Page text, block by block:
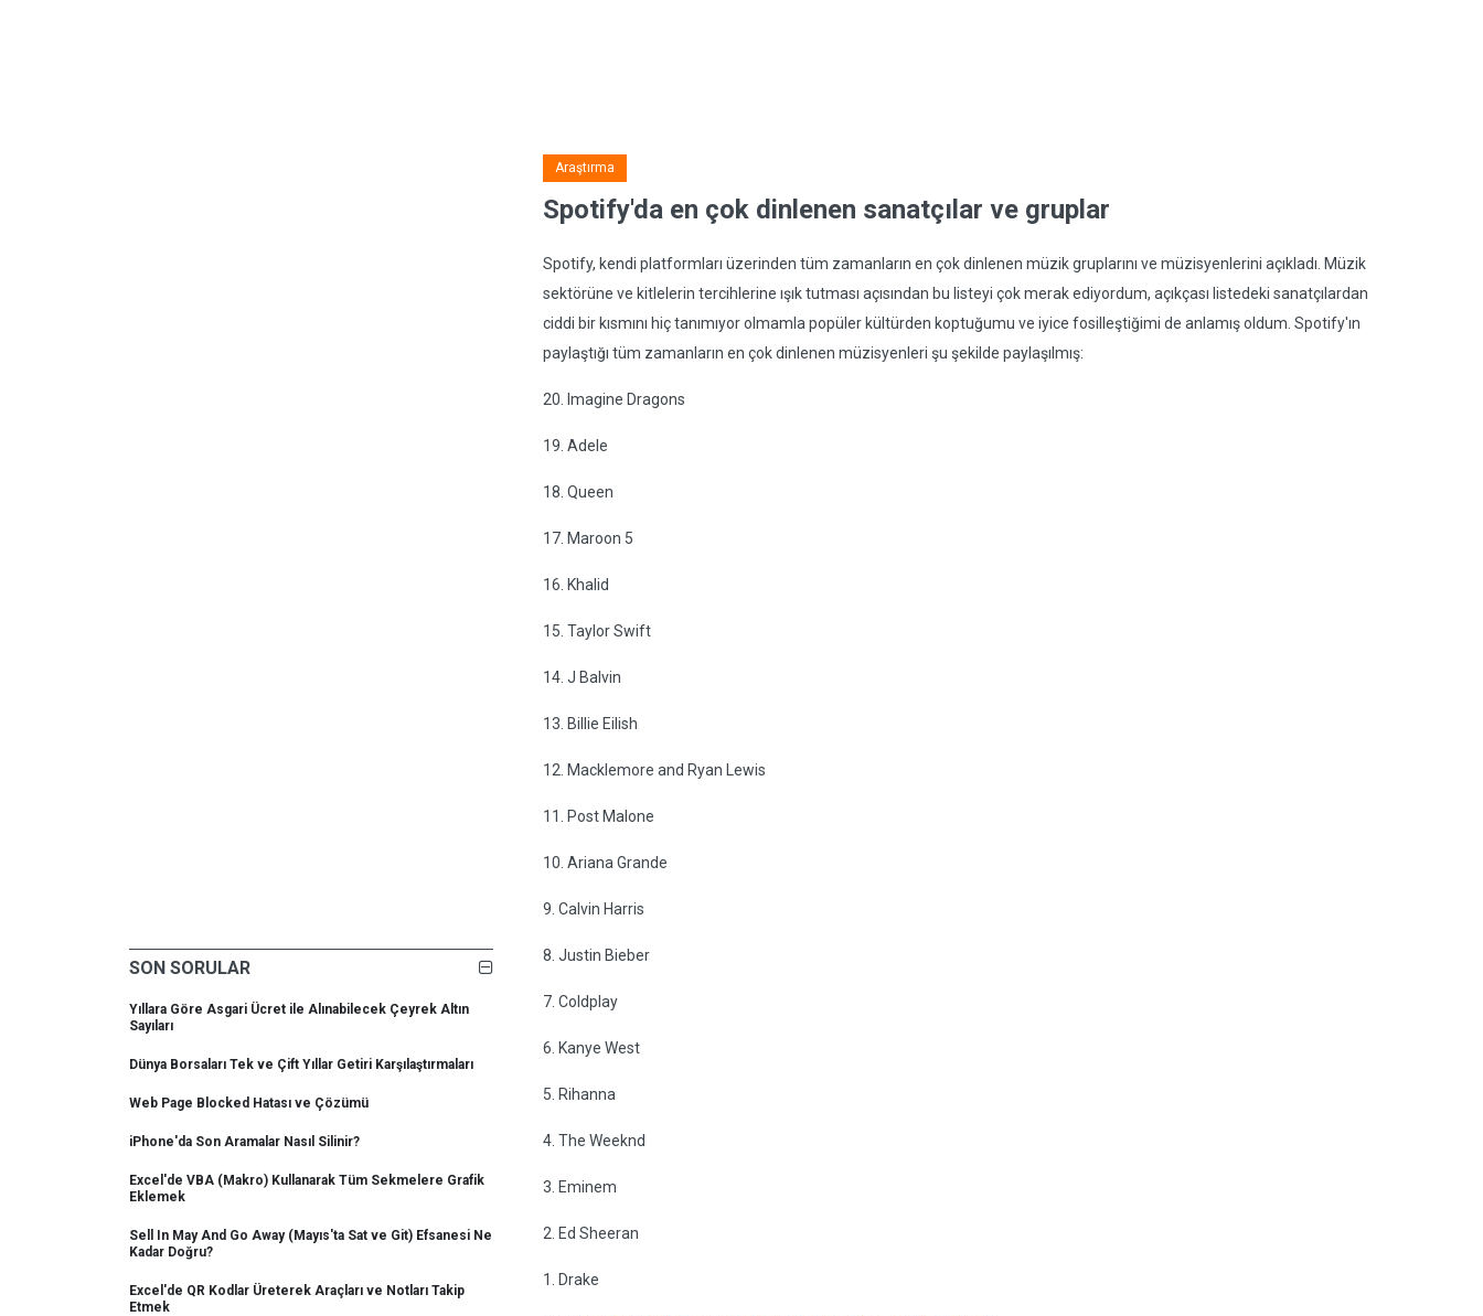
SON SORULAR
Yıllara Göre Asgari Ücret ile Alınabilecek Çeyrek Altın
Sayıları
Dünya Borsaları Tek ve Çift Yıllar Getiri Karşılaştırmaları
Web Page Blocked Hatası ve Çözümü
iPhone'da Son Aramalar Nasıl Silinir?
Excel'de VBA (Makro) Kullanarak Tüm Sekmelere Grafik
Eklemek
Sell In May And Go Away (Mayıs'ta Sat ve Git) Efsanesi Ne
Kadar Doğru?
Excel'de QR Kodlar Üreterek Araçları ve Notları Takip
Etmek
Araştırma
Spotify'da en çok dinlenen sanatçılar ve gruplar
Spotify, kendi platformları üzerinden tüm zamanların en çok dinlenen müzik gruplarını ve müzisyenlerini açıkladı. Müzik
sektörüne ve kitlelerin tercihlerine ışık tutması açısından bu listeyi çok merak ediyordum, açıkçası listedeki sanatçılardan
ciddi bir kısmını hiç tanımıyor olmamla popüler kültürden koptuğumu ve iyice fosilleştiğimi de anlamış oldum. Spotify'ın
paylaştığı tüm zamanların en çok dinlenen müzisyenleri şu şekilde paylaşılmış:
20. Imagine Dragons
19. Adele
18. Queen
17. Maroon 5
16. Khalid
15. Taylor Swift
14. J Balvin
13. Billie Eilish
12. Macklemore and Ryan Lewis
11. Post Malone
10. Ariana Grande
9. Calvin Harris
8. Justin Bieber
7. Coldplay
6. Kanye West
5. Rihanna
4. The Weeknd
3. Eminem
2. Ed Sheeran
1. Drake